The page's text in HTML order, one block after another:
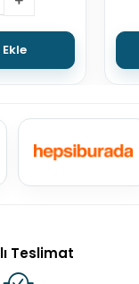
Teslimat